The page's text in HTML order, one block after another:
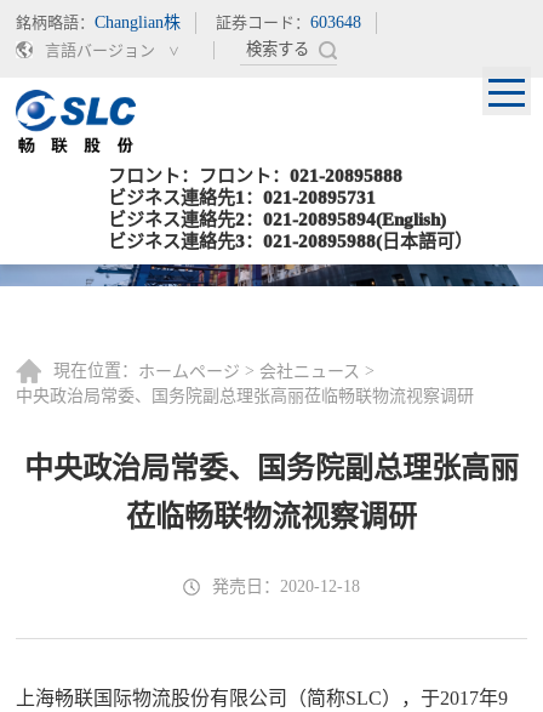
銘柄略語：Changlian株 証券コード：603648
言語バージョン
フロント：フロント：021-20895888
ビジネス連絡先1：021-20895731
ビジネス連絡先2：021-20895894(English)
ビジネス連絡先3：021-20895988(日本語可）
現在位置： ホームページ > 会社ニュース >
中央政治局常委、国务院副总理张高丽莅临畅联物流视察调研
中央政治局常委、国务院副总理张高丽
莅临畅联物流视察调研
発売日：2020-12-18
上海畅联国际物流股份有限公司（简称SLC），于2017年9